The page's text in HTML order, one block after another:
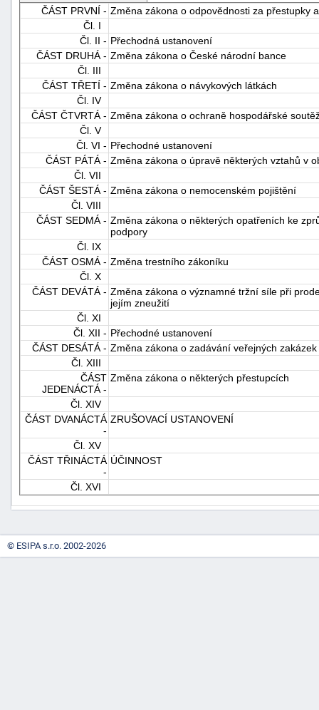
ČÁST PRVNÍ - Změna zákona o odpovědnosti za přestupky
Čl. I
Čl. II - Přechodná ustanovení
ČÁST DRUHÁ - Změna zákona o České národní bance
Čl. III
ČÁST TŘETÍ - Změna zákona o návykových látkách
Čl. IV
ČÁST ČTVRTÁ - Změna zákona o ochraně hospodářské
Čl. V
Čl. VI - Přechodné ustanovení
ČÁST PÁTÁ - Změna zákona o úpravě některých vztahů v
Čl. VII
ČÁST ŠESTÁ - Změna zákona o nemocenském pojištění
Čl. VIII
ČÁST SEDMÁ - Změna zákona o některých opatřeních ke
podpory
Čl. IX
ČÁST OSMÁ - Změna trestního zákoníku
Čl. X
ČÁST DEVÁTÁ - Změna zákona o významné tržní síle při
jejím zneužití
Čl. XI
Čl. XII - Přechodné ustanovení
ČÁST DESÁTÁ - Změna zákona o zadávání veřejných zakázek
Čl. XIII
ČÁST
JEDENÁCTÁ -
Změna zákona o některých přestupcích
Čl. XIV
ČÁST DVANÁCTÁ
-
ZRUŠOVACÍ USTANOVENÍ
Čl. XV
ČÁST TŘINÁCTÁ
-
ÚČINNOST
Čl. XVI
náhrady
škod"
© ESIPA s.r.o. 2002-2026